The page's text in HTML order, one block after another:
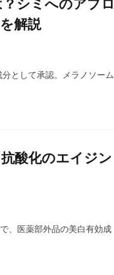
シミへのアプロ
解説
として承認。メラノソーム
酸化のエイジン
、医薬部外品の美白有効成